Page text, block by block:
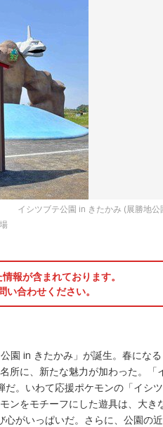
イシツブテ公園 in きたかみ (展勝地公
報が含まれております。
合わせください。
園 in きたかみ」が誕生。春になる
所に、新たな魅力が加わった。「
。いわて応援ポケモンの「イシツ
ンをモチーフにした遊具は、大き
がいっぱいだ。さらに、公園の近